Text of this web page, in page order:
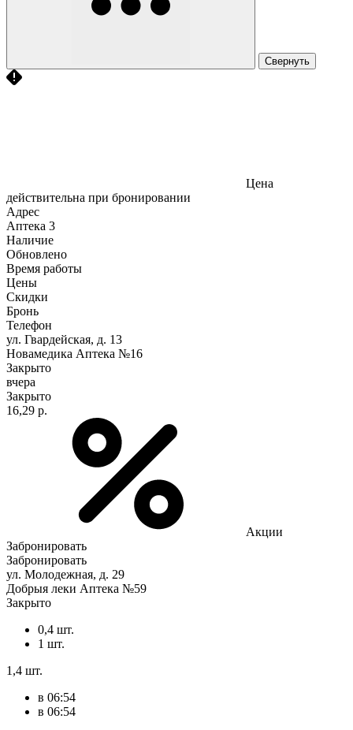
Свернуть
Цена
действительна при бронировании
Адрес
Аптека 3
Наличие
Обновлено
Время работы
Цены
Скидки
Бронь
Телефон
ул. Гвардейская, д. 13
Новамедика Аптека №16
Закрыто
вчера
Закрыто
16,29 р.
Акции
Забронировать
Забронировать
ул. Молодежная, д. 29
Добрыя леки Аптека №59
Закрыто
0,4 шт.
1 шт.
1,4 шт.
в 06:54
в 06:54